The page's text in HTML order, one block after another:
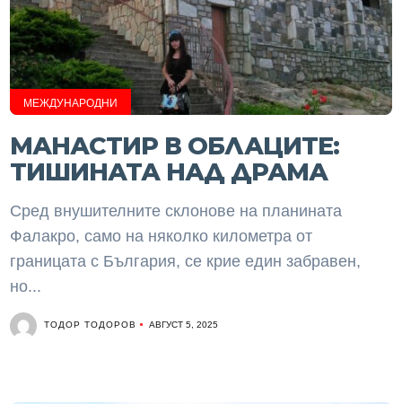
МЕЖДУНАРОДНИ
МАНАСТИР В ОБЛАЦИТЕ:
ТИШИНАТА НАД ДРАМА
Сред внушителните склонове на планината
Фалакро, само на няколко километра от
границата с България, се крие един забравен,
но...
ТОДОР ТОДОРОВ АВГУСТ 5, 2025